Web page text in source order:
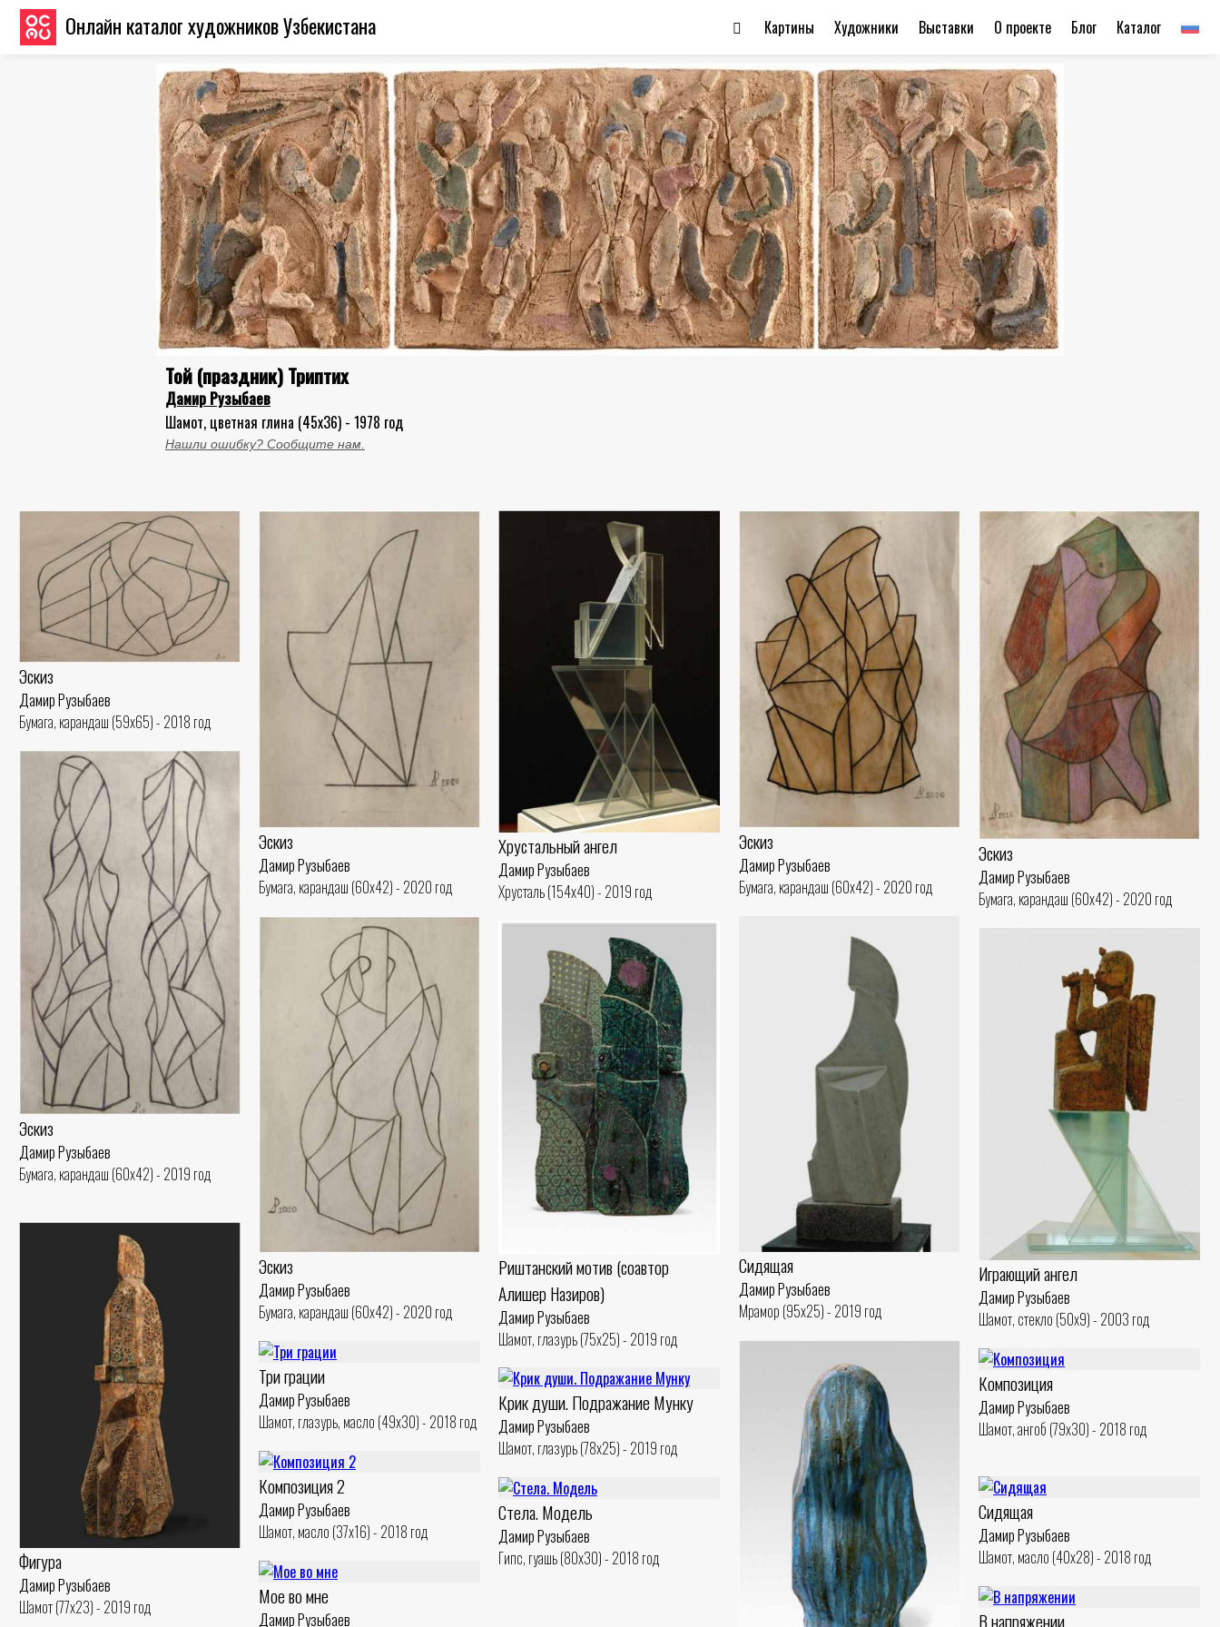
Онлайн каталог художников Узбекистана Каталог
Блог
О проекте
Выставки
Художники
Картины
Той (праздник) Триптих
Дамир Рузыбаев
Шамот, цветная глина (45x36) - 1978 год
Нашли ошибку? Сообщите нам.
Эскиз
Дамир Рузыбаев
Бумага, карандаш (59x65) - 2018 год
Эскиз
Дамир Рузыбаев
Бумага, карандаш (60x42) - 2020 год
Хрустальный ангел
Дамир Рузыбаев
Хрусталь (154x40) - 2019 год
Эскиз
Дамир Рузыбаев
Бумага, карандаш (60x42) - 2020 год
Эскиз
Дамир Рузыбаев
Бумага, карандаш (60x42) - 2020 год
Эскиз
Дамир Рузыбаев
Бумага, карандаш (60x42) - 2019 год
Эскиз
Дамир Рузыбаев
Бумага, карандаш (60x42) - 2020 год
Сидящая
Дамир Рузыбаев
Мрамор (95x25) - 2019 год
Риштанский мотив (соавтор
Алишер Назиров)
Дамир Рузыбаев
Шамот, глазурь (75x25) - 2019 год
Играющий ангел
Дамир Рузыбаев
Шамот, стекло (50x9) - 2003 год
Фигура
Дамир Рузыбаев
Шамот (77x23) - 2019 год
Три грации
Дамир Рузыбаев
Шамот, глазурь, масло (49x30) - 2018 год
Композиция
Дамир Рузыбаев
Шамот, ангоб (79x30) - 2018 год
Крик души. Подражание Мунку
Дамир Рузыбаев
Шамот, глазурь (78x25) - 2019 год
Композиция 2
Дамир Рузыбаев
Шамот, масло (37x16) - 2018 год
Сидящая
Дамир Рузыбаев
Шамот, масло (40x28) - 2018 год
Стела. Модель
Дамир Рузыбаев
Гипс, гуашь (80x30) - 2018 год
Мое во мне
Дамир Рузыбаев В напряжении